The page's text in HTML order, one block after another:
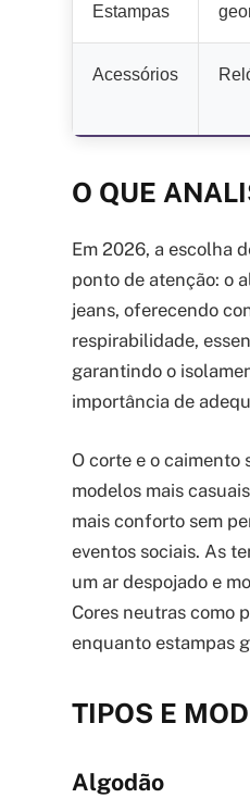
Estampas
Acessórios
O QUE
Em 2026, a escolha
ponto de atenção: o
jeans, oferecendo
respirabilidade,
garantindo o
importância de
O corte e o caimento
modelos mais
mais conforto sem
eventos sociais. As
um ar despojado e
Cores neutras como
enquanto estampas
TIPOS E
Algodão